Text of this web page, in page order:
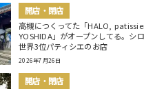
開店・閉店
高槻につくってた「HALO,
YOSHIDA」がオープンしてる。シ
世界3位パティシエのお店
2026年7月26日
開店・閉店